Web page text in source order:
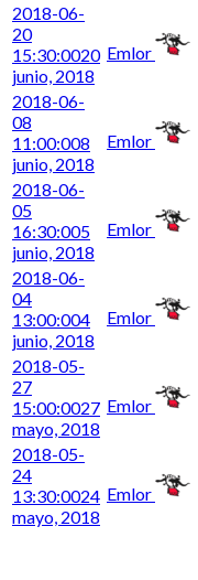
2018-06-
20
15:30:0020
junio, 2018
Emlor
2018-06-
08
11:00:008
junio, 2018
Emlor
2018-06-
05
16:30:005
junio, 2018
Emlor
2018-06-
04
13:00:004
junio, 2018
Emlor
2018-05-
27
15:00:0027
mayo, 2018
Emlor
2018-05-
24
13:30:0024
mayo, 2018
Emlor